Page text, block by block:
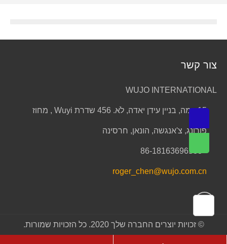
צור קשר
WUJO INTERNATIONAL
15קומה, בניין עידן יאדה, לֹא. 456 שדרת Wuyi , מחוז
פורונג, צ'אנגשה, הונאן, חרסינה
roger_chen@wujo.com.cn
© זכויות יוצרים החברה שלך 2020. כל הזכויות שמורות.